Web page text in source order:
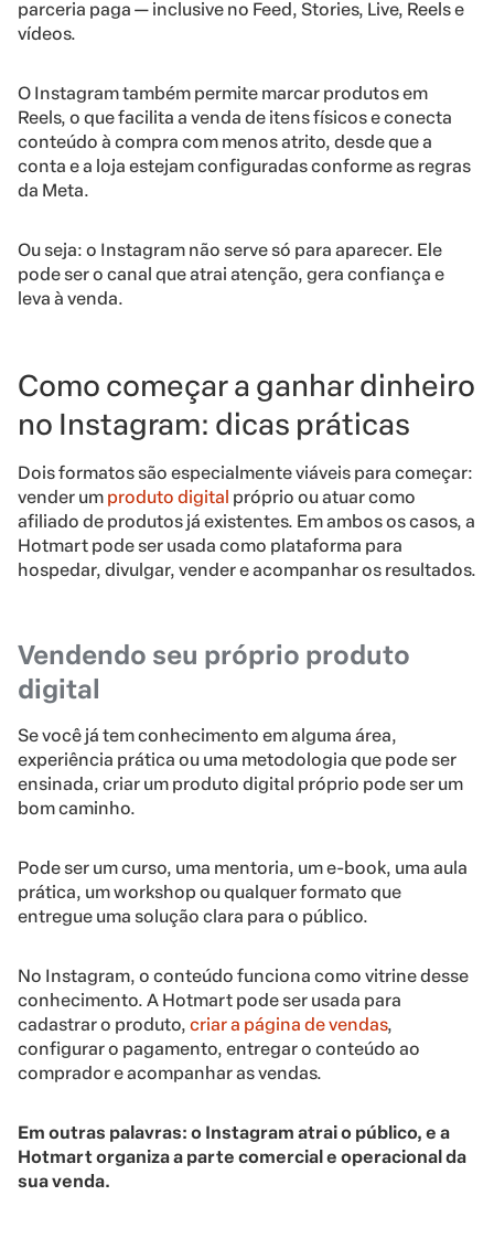
parceria paga — inclusive no Feed, Stories, Live, Reels e
vídeos.
O Instagram também permite marcar produtos em
Reels, o que facilita a venda de itens físicos e conecta
conteúdo à compra com menos atrito, desde que a
conta e a loja estejam configuradas conforme as regras
da Meta.
Ou seja: o Instagram não serve só para aparecer. Ele
pode ser o canal que atrai atenção, gera confiança e
leva à venda.
Como começar a ganhar dinheiro
no Instagram: dicas práticas
Dois formatos são especialmente viáveis para começar:
vender um produto digital próprio ou atuar como
afiliado de produtos já existentes. Em ambos os casos, a
Hotmart pode ser usada como plataforma para
hospedar, divulgar, vender e acompanhar os resultados.
Vendendo seu próprio produto
digital
Se você já tem conhecimento em alguma área,
experiência prática ou uma metodologia que pode ser
ensinada, criar um produto digital próprio pode ser um
bom caminho.
Pode ser um curso, uma mentoria, um e-book, uma aula
prática, um workshop ou qualquer formato que
entregue uma solução clara para o público.
No Instagram, o conteúdo funciona como vitrine desse
conhecimento. A Hotmart pode ser usada para
cadastrar o produto, criar a página de vendas,
configurar o pagamento, entregar o conteúdo ao
comprador e acompanhar as vendas.
Em outras palavras: o Instagram atrai o público, e a
Hotmart organiza a parte comercial e operacional da
sua venda.